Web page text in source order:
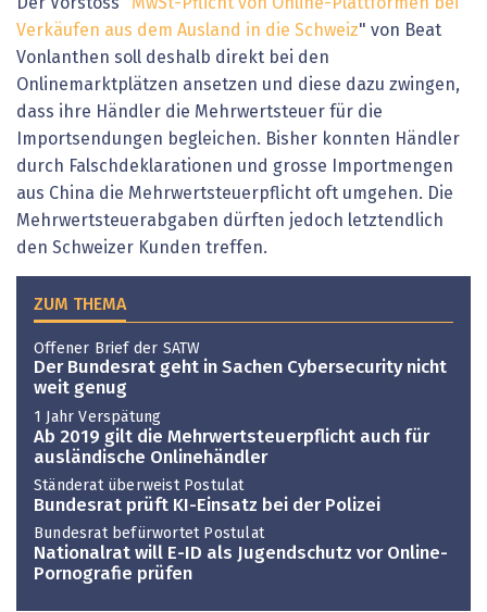
Verkäufen aus dem Ausland in die Schweiz" von Beat
Vonlanthen soll deshalb direkt bei den
Onlinemarktplätzen ansetzen und diese dazu zwingen,
dass ihre Händler die Mehrwertsteuer für die
Importsendungen begleichen. Bisher konnten Händler
durch Falschdeklarationen und grosse Importmengen
aus China die Mehrwertsteuerpflicht oft umgehen. Die
Mehrwertsteuerabgaben dürften jedoch letztendlich
den Schweizer Kunden treffen.
ZUM THEMA
Offener Brief der SATW
Der Bundesrat geht in Sachen Cybersecurity nicht
weit genug
1 Jahr Verspätung
Ab 2019 gilt die Mehrwertsteuerpflicht auch für
ausländische Onlinehändler
Ständerat überweist Postulat
Bundesrat prüft KI-Einsatz bei der Polizei
Bundesrat befürwortet Postulat
Nationalrat will E-ID als Jugendschutz vor Online-
Pornografie prüfen